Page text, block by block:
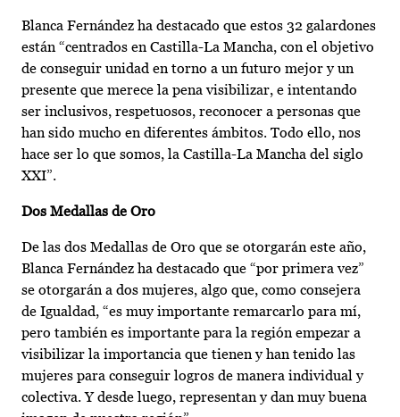
Blanca Fernández ha destacado que estos 32 galardones
están “centrados en Castilla-La Mancha, con el objetivo
de conseguir unidad en torno a un futuro mejor y un
presente que merece la pena visibilizar, e intentando
ser inclusivos, respetuosos, reconocer a personas que
han sido mucho en diferentes ámbitos. Todo ello, nos
hace ser lo que somos, la Castilla-La Mancha del siglo
XXI”.
Dos Medallas de Oro
De las dos Medallas de Oro que se otorgarán este año,
Blanca Fernández ha destacado que “por primera vez”
se otorgarán a dos mujeres, algo que, como consejera
de Igualdad, “es muy importante remarcarlo para mí,
pero también es importante para la región empezar a
visibilizar la importancia que tienen y han tenido las
mujeres para conseguir logros de manera individual y
colectiva. Y desde luego, representan y dan muy buena